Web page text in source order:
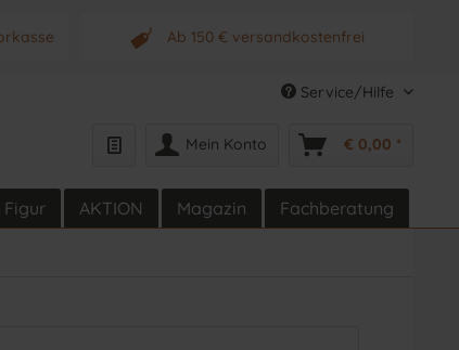
Ab 150 € versandkostenfrei
Originalprodukt vom Hersteller
Service/Hilfe
Mein Konto € 0,00 *
Figur AKTION Magazin Fachberatung